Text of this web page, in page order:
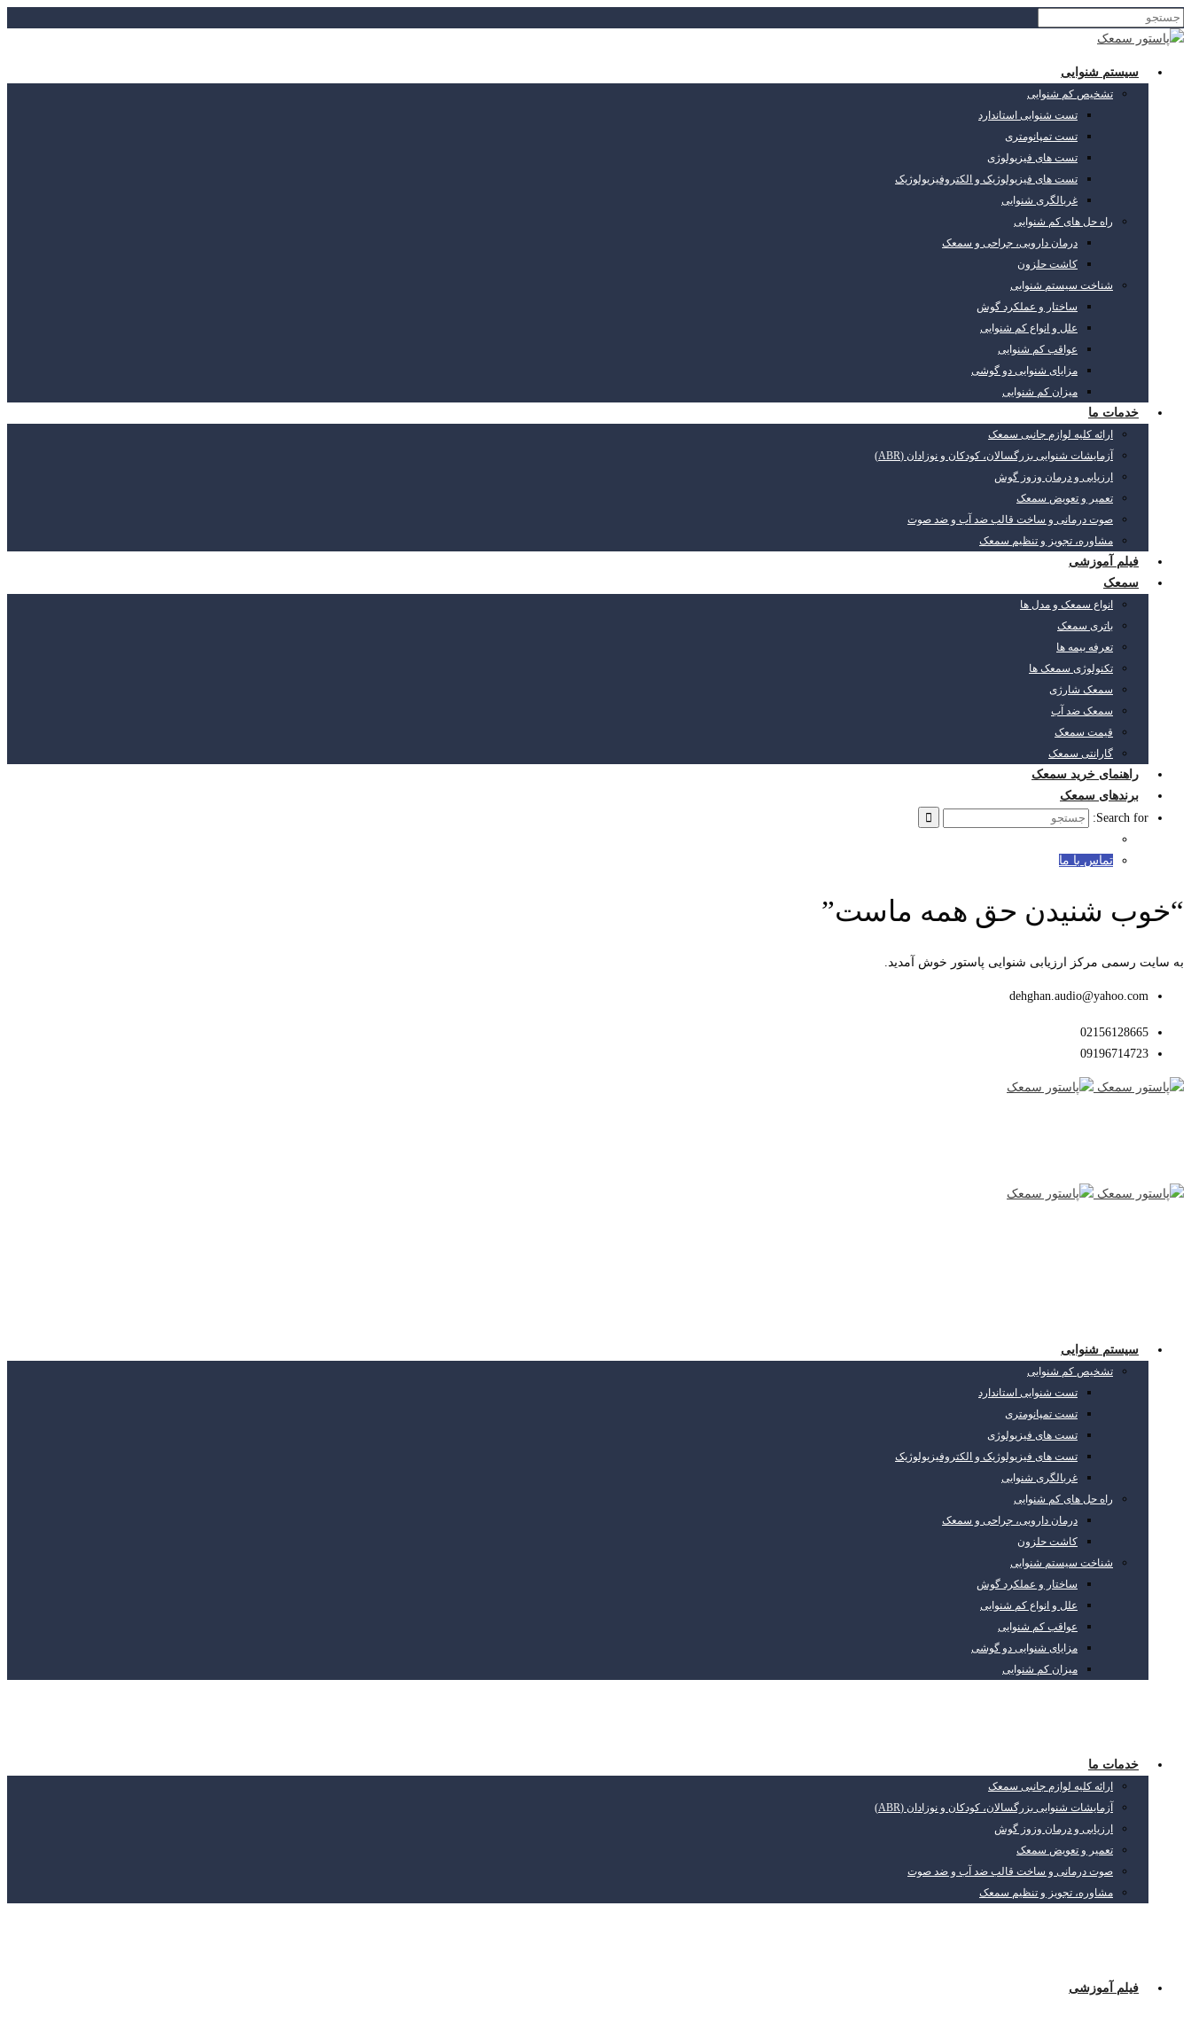
سیستم شنوایی
تشخیص کم شنوایی
تست شنوایی استاندارد
تست تمپانومتری
تست های فیزیولوژی
تست های فیزیولوژیک و الکتروفیزیولوژیک
غربالگری شنوایی
راه حل های کم شنوایی
درمان دارویی، جراحی و سمعک
کاشت حلزون
شناخت سیستم شنوایی
ساختار و عملکرد گوش
علل و انواع کم شنوایی
عواقب کم شنوایی
مزایای شنوایی دو گوشی
میزان کم شنوایی
خدمات ما
ارائه کلیه لوازم جانبی سمعک
آزمایشات شنوایی بزرگسالان، کودکان و نوزادان (ABR)
ارزیابی و درمان وزوز گوش
تعمیر و تعویض سمعک
صوت درمانی و ساخت قالب ضد آب و ضد صوت
مشاوره، تجویز و تنظیم سمعک
فیلم آموزشی
سمعک
انواع سمعک و مدل ها
باتری سمعک
تعرفه بیمه ها
تکنولوژی سمعک ها
سمعک شارژی
سمعک ضد آب
قیمت سمعک
گارانتی سمعک
راهنمای خرید سمعک
برندهای سمعک
Search for:
تماس با ما
“خوب شنیدن حق همه ماست”
به سایت رسمی مرکز ارزیابی شنوایی پاستور خوش آمدید.
dehghan.audio@yahoo.com
02156128665
09196714723
سیستم شنوایی
تشخیص کم شنوایی
تست شنوایی استاندارد
تست تمپانومتری
تست های فیزیولوژی
تست های فیزیولوژیک و الکتروفیزیولوژیک
غربالگری شنوایی
راه حل های کم شنوایی
درمان دارویی، جراحی و سمعک
کاشت حلزون
شناخت سیستم شنوایی
ساختار و عملکرد گوش
علل و انواع کم شنوایی
عواقب کم شنوایی
مزایای شنوایی دو گوشی
میزان کم شنوایی
خدمات ما
ارائه کلیه لوازم جانبی سمعک
آزمایشات شنوایی بزرگسالان، کودکان و نوزادان (ABR)
ارزیابی و درمان وزوز گوش
تعمیر و تعویض سمعک
صوت درمانی و ساخت قالب ضد آب و ضد صوت
مشاوره، تجویز و تنظیم سمعک
فیلم آموزشی